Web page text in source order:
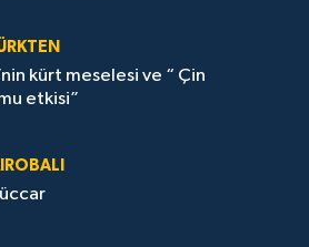
kürt meselesi ve “ Çin
etkisi”